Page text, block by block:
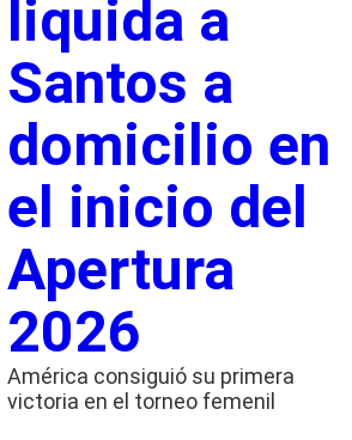
liquida a
Santos a
domicilio en
el inicio del
Apertura
2026
América consiguió su primera
victoria en el torneo femenil